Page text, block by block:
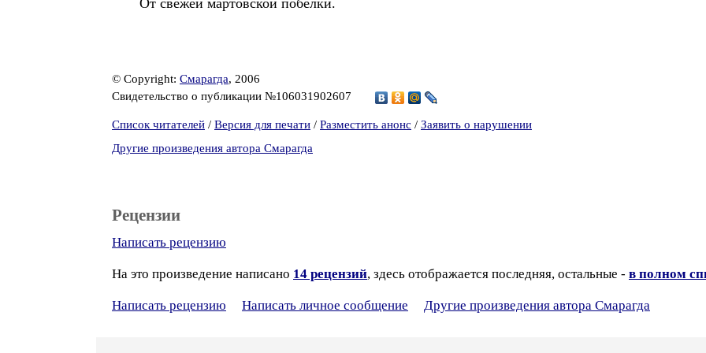
От свежей мартовской побелки.
© Copyright: Смарагда, 2006
Свидетельство о публикации №106031902607
Список читателей / Версия для печати / Разместить анонс / Заявить о нарушении
Другие произведения автора Смарагда
Рецензии
Написать рецензию
На это произведение написано 14 рецензий, здесь отображается последняя, остальные - в полном
Написать рецензию Написать личное сообщение Другие произведения автора Смарагда